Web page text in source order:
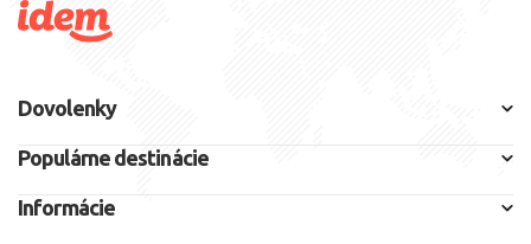
Dovolenky
Populárne destinácie
Informácie